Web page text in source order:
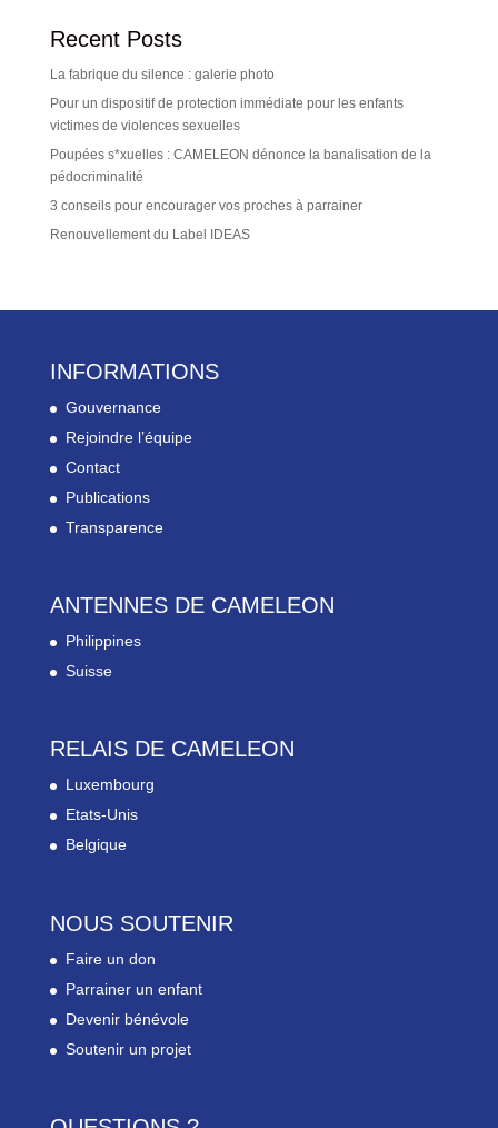
Recent Posts
La fabrique du silence : galerie photo
Pour un dispositif de protection immédiate pour les enfants
victimes de violences sexuelles
Poupées s*xuelles : CAMELEON dénonce la banalisation de la
pédocriminalité
3 conseils pour encourager vos proches à parrainer
Renouvellement du Label IDEAS
INFORMATIONS
Gouvernance
Rejoindre l’équipe
Contact
Publications
Transparence
ANTENNES DE CAMELEON
Philippines
Suisse
RELAIS DE CAMELEON
Luxembourg
Etats-Unis
Belgique
NOUS SOUTENIR
Faire un don
Parrainer un enfant
Devenir bénévole
Soutenir un projet